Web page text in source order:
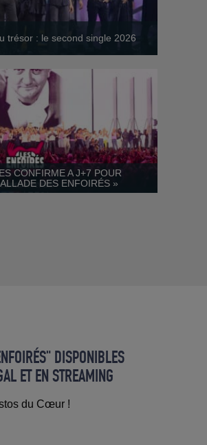
trésor : le second single 2026
CONFIRME A J+7 POUR
DES ENFOIRÉS »
DISPONIBLES
ET EN STREAMING
du Cœur !